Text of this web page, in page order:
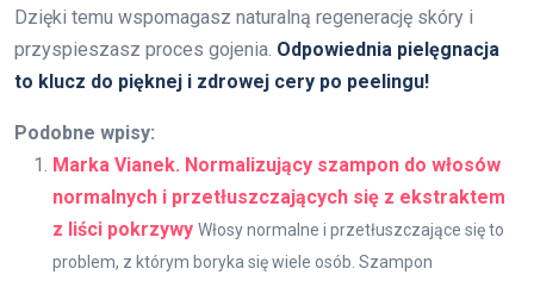
Dzięki temu wspomagasz naturalną regenerację skóry i
przyspieszasz proces gojenia. Odpowiednia pielęgnacja
to klucz do pięknej i zdrowej cery po peelingu!
Podobne wpisy:
Marka Vianek. Normalizujący szampon do włosów
normalnych i przetłuszczających się z ekstraktem
z liści pokrzywy Włosy normalne i przetłuszczające się to
problem, z którym boryka się wiele osób. Szampon